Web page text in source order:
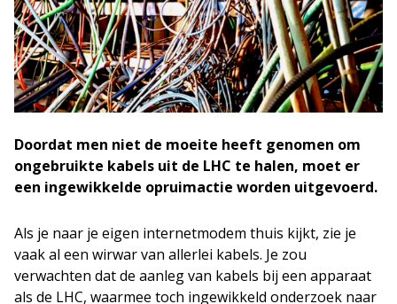
Doordat men niet de moeite heeft genomen om
ongebruikte kabels uit de LHC te halen, moet er
een ingewikkelde opruimactie worden uitgevoerd.
Als je naar je eigen internetmodem thuis kijkt, zie je
vaak al een wirwar van allerlei kabels. Je zou
verwachten dat de aanleg van kabels bij een apparaat
als de LHC, waarmee toch ingewikkeld onderzoek naar